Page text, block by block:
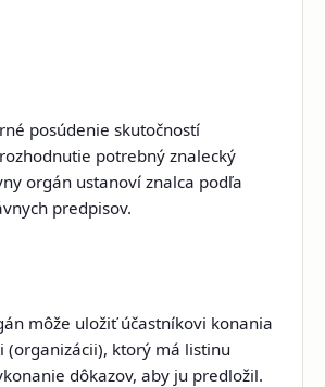
posúdenie skutočností
potrebný znalecký
orgán ustanoví znalca podľa
predpisov.
môže uložiť účastníkovi konania
(organizácii), ktorý má listinu
dôkazov, aby ju predložil.